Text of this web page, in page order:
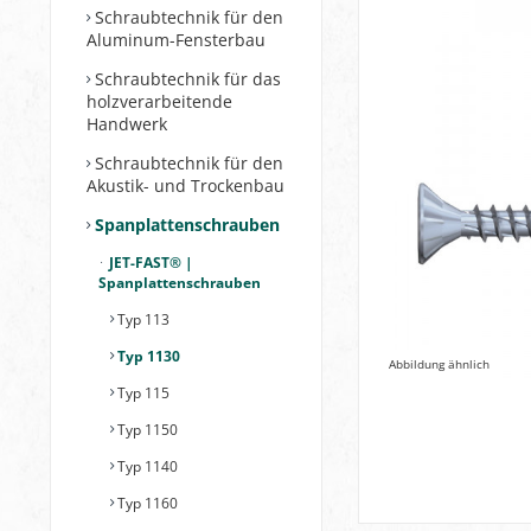
Schraubtechnik für den
Aluminum-Fensterbau
Schraubtechnik für das
holzverarbeitende
Handwerk
Schraubtechnik für den
Akustik- und Trockenbau
Spanplattenschrauben
JET-FAST® |
Spanplattenschrauben
Typ 113
Typ 1130
Typ 115
Typ 1150
Typ 1140
Typ 1160
Abbildung ähnlich